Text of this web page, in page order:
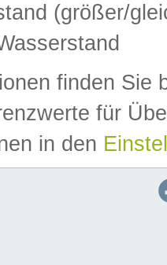
(größer/
finden Sie
für
in den